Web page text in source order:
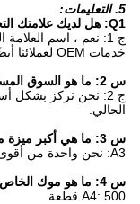
5. التعليمات:
Q1: هل لديك علامتك التجارية الخاصة؟
خدمات OEM لعملائنا أيضًا.
س 2: ما هو السوق المستهدف؟
ج 2: نحن نركز بشكل
الحالي.
س 3: ما هي أكبر ميزة مقارنة بالمنافسين؟
A3: نحن واحدة من أقوى موردي أدوات القطع HSS في الصين.
س 4: ما هو موك الخاص بك؟
A4: 500 قطعة